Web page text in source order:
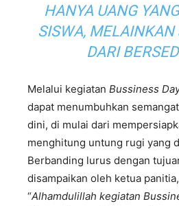
HANYA UANG
SISWA, MELAINKAN
DARI
Melalui kegiatan Bussiness
dapat menumbuhkan
dini, di mulai dari
menghitung untung rugi yang
Berbanding lurus dengan
disampaikan oleh ketua
“Alhamdulillah kegiatan